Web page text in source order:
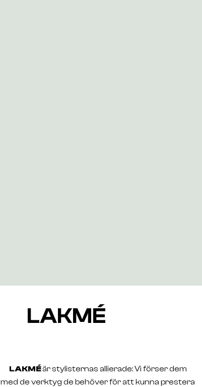
LAKMÉ
LAKMÉär stylisternas allierade: Vi förser dem
med de verktyg de behöver för att kunna prestera